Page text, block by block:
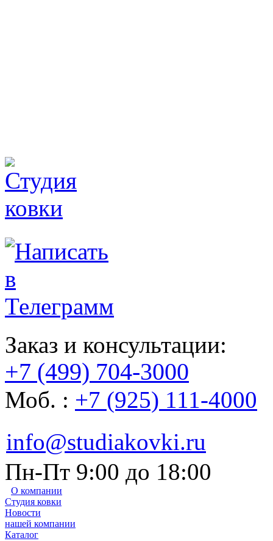
Заказ и консультации:
+7 (499) 704-3000
Моб. : +7 (925) 111-4000
info@studiakovki.ru
Пн-Пт 9:00 до 18:00
О компании
Студия ковки
Новости
нашей компании
Каталог